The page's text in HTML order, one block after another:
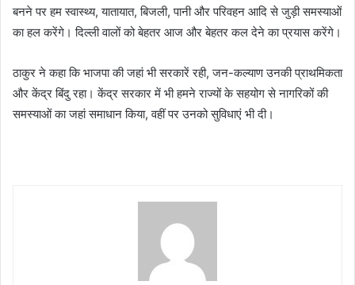
बनने पर हम स्वास्थ्य, यातायात, बिजली, पानी और परिवहन आदि से जुड़ी समस्याओं
का हल करेंगे। दिल्ली वालों को बेहतर आज और बेहतर कल देने का प्रयास करेंगे।
ठाकुर ने कहा कि भाजपा की जहां भी सरकारें रही, जन-कल्याण उनकी प्राथमिकता
और केंद्र बिंदु रहा। केंद्र सरकार में भी हमने राज्यों के सहयोग से नागरिकों की
समस्याओं का जहां समाधान किया, वहीं पर उनको सुविधाएं भी दी।